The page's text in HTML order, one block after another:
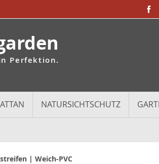
Perfektion.
NATURSICHTSCHUTZ
| Weich-PVC